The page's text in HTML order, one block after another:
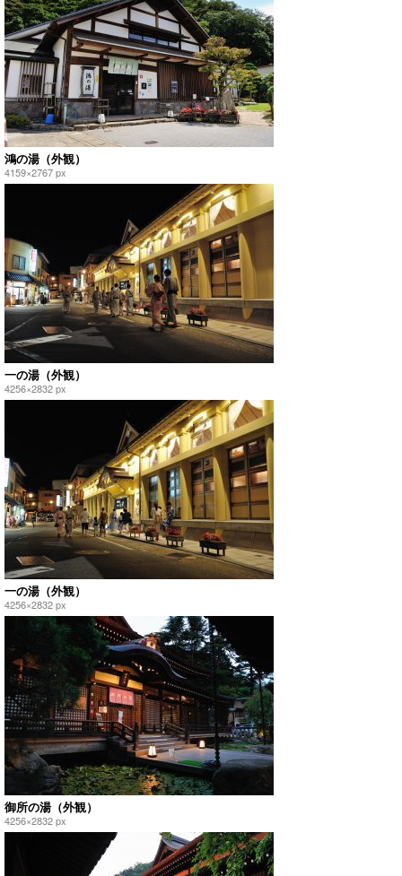
鴻の湯（外観）
4159×2767 px
一の湯（外観）
4256×2832 px
一の湯（外観）
4256×2832 px
御所の湯（外観）
4256×2832 px